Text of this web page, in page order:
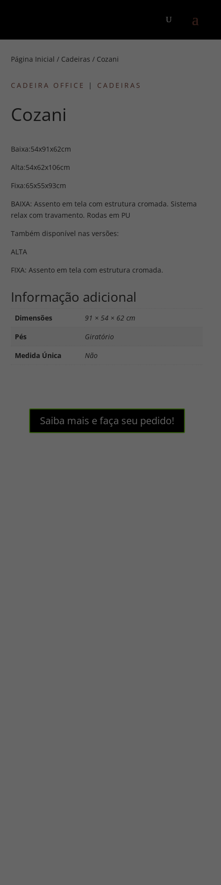
Página Inicial / Cadeiras / Cozani
CADEIRA OFFICE | CADEIRAS
Cozani
Baixa:54x91x62cm
Alta:54x62x106cm
Fixa:65x55x93cm
BAIXA: Assento em tela com estrutura cromada. Sistema
relax com travamento. Rodas em PU
Também disponível nas versões:
ALTA
FIXA: Assento em tela com estrutura cromada.
Informação adicional
Dimensões
91 × 54 × 62 cm
Pés
Giratório
Medida Única
Não
Saiba mais e faça seu pedido!